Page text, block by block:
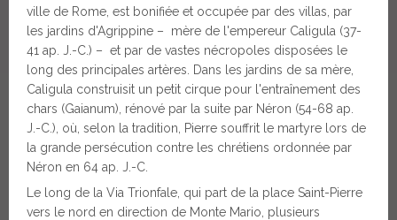
ville de Rome, est bonifiée et occupée par des villas, par
les jardins d'Agrippine – mère de l'empereur Caligula (37-
41 ap. J.-C.) – et par de vastes nécropoles disposées le
long des principales artères. Dans les jardins de sa mère,
Caligula construisit un petit cirque pour l'entraînement des
chars (Gaianum), rénové par la suite par Néron (54-68 ap.
J.-C.), où, selon la tradition, Pierre souffrit le martyre lors de
la grande persécution contre les chrétiens ordonnée par
Néron en 64 ap. J.-C.
Le long de la Via Trionfale, qui part de la place Saint-Pierre
vers le nord en direction de Monte Mario, plusieurs